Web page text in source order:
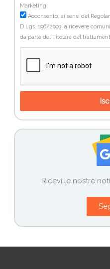
Marketing
Acconsento, ai sensi del
D.Lgs. 196/2003, a ricevere
da parte del Titolare del
Ricevi le nostre